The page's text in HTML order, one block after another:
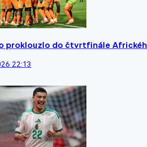
proklouzlo do čtvrtfinále
22:13